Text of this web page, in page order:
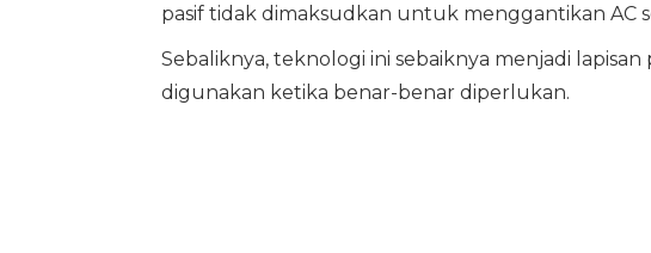
pasif tidak dimaksudkan untuk menggantikan AC
Sebaliknya, teknologi ini sebaiknya menjadi
digunakan ketika benar-benar diperlukan.